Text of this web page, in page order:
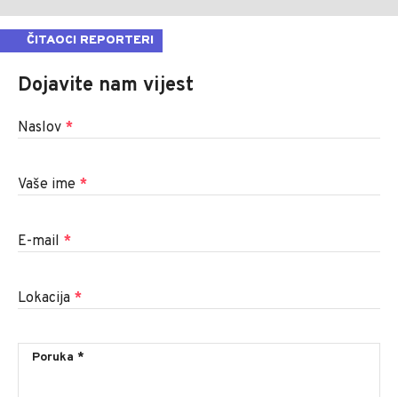
ČITAOCI REPORTERI
Dojavite nam vijest
Naslov *
Vaše ime *
E-mail *
Lokacija *